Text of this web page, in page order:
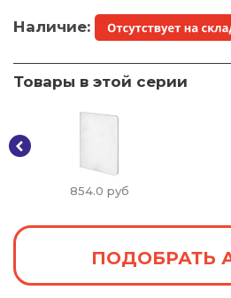
Наличие:
Товары в этой серии
854.0 руб
ПОДОБРАТЬ